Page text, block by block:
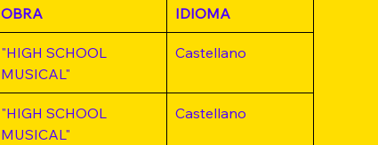
OBRA IDIOMA
"HIGH SCHOOL
MUSICAL"
Castellano
"HIGH SCHOOL
MUSICAL"
Castellano